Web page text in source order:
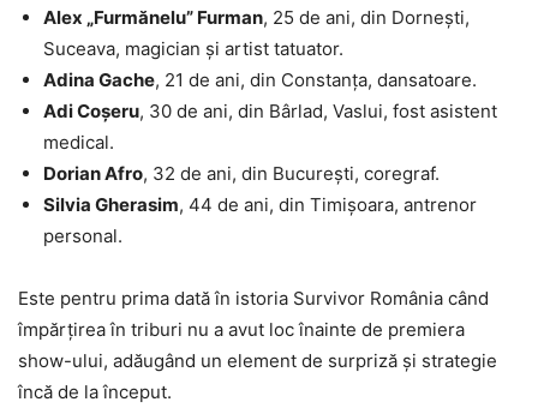
Alex „Furmănelu” Furman, 25 de ani, din Dornești,
Suceava, magician și artist tatuator.
Adina Gache, 21 de ani, din Constanța, dansatoare.
Adi Coșeru, 30 de ani, din Bârlad, Vaslui, fost asistent
medical.
Dorian Afro, 32 de ani, din București, coregraf.
Silvia Gherasim, 44 de ani, din Timișoara, antrenor
personal.
Este pentru prima dată în istoria Survivor România când
împărțirea în triburi nu a avut loc înainte de premiera
show-ului, adăugând un element de surpriză și strategie
încă de la început.